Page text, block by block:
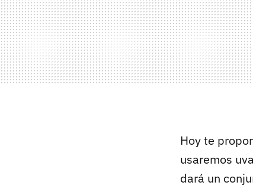
Hoy te
usaremos
dará un